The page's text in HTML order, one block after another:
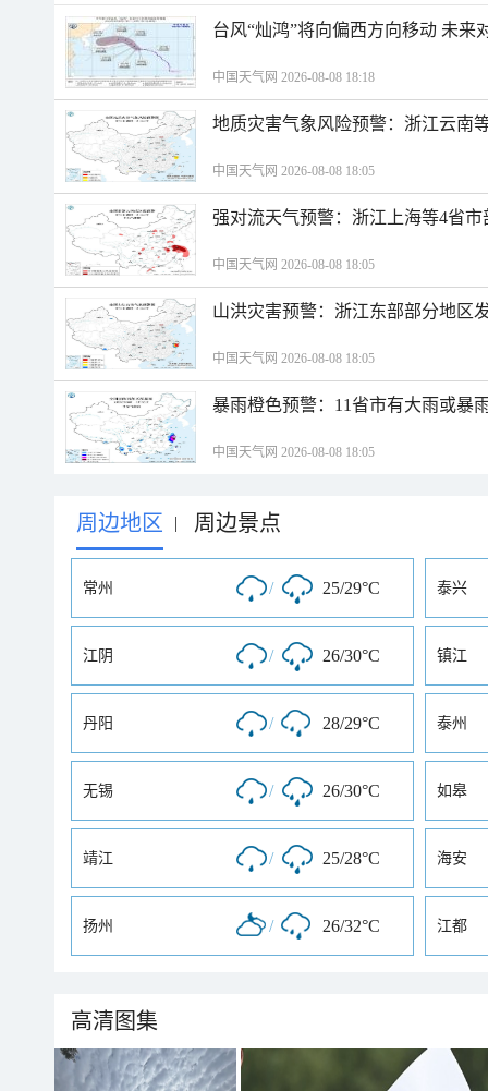
台风“灿鸿”将向偏西方向移动 未来
中国天气网 2026-08-08 18:18
地质灾害气象风险预警：浙江云南
中国天气网 2026-08-08 18:05
强对流天气预警：浙江上海等4省
中国天气网 2026-08-08 18:05
山洪灾害预警：浙江东部部分地区
中国天气网 2026-08-08 18:05
暴雨橙色预警：11省市有大雨或暴
中国天气网 2026-08-08 18:05
周边地区 | 周边景点
常州 / 25/29°C 泰兴
江阴 / 26/30°C 镇江
丹阳 / 28/29°C 泰州
无锡 / 26/30°C 如皋
靖江 / 25/28°C 海安
扬州 / 26/32°C 江都
高清图集